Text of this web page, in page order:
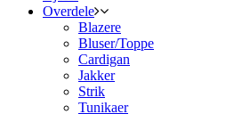
Overdele
Blazere
Bluser/Toppe
Cardigan
Jakker
Strik
Tunikaer